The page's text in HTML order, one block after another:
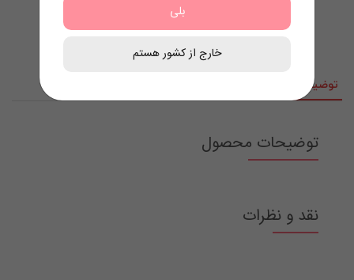
توضیحات
توضیحات محصول
نقد و نظرات
بلی
خارج از کشور هستم